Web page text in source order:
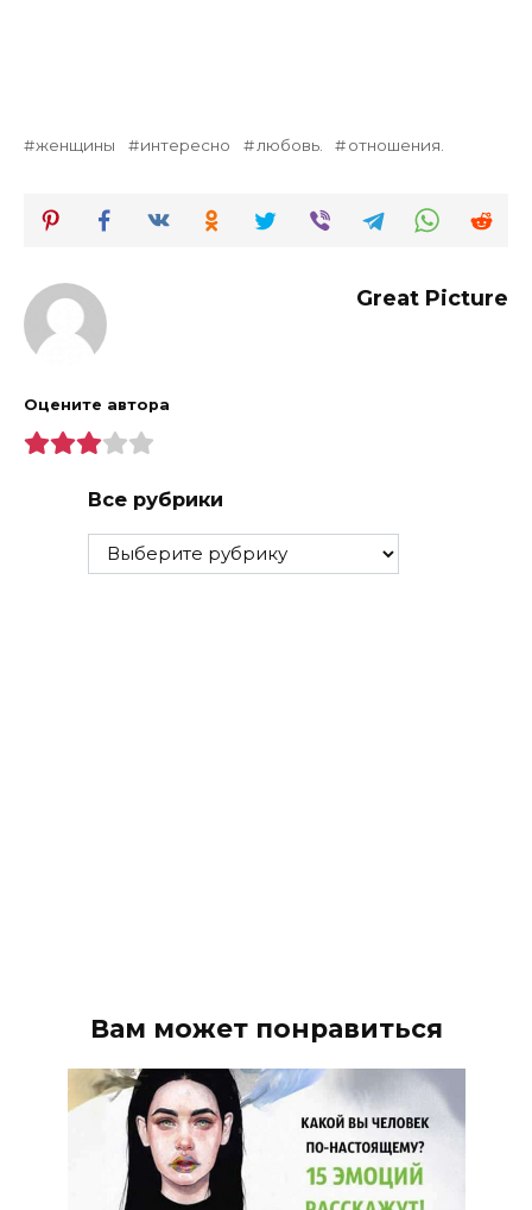
женщины интересно любовь. отношения.
Great Picture
Оцените автора
Все рубрики
Все
рубрики
Вам может понравиться